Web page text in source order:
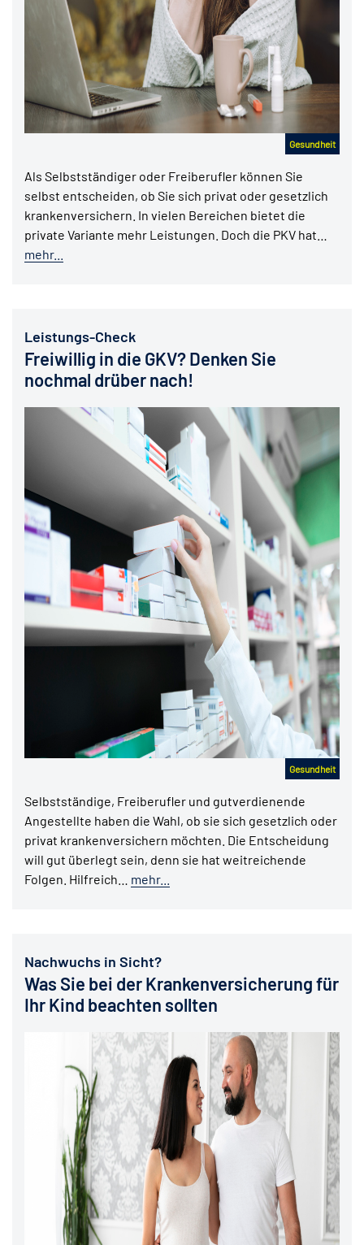
Gesundheit
Als Selbstständiger oder Freiberufler können Sie
selbst entscheiden, ob Sie sich privat oder gesetzlich
krankenversichern. In vielen Bereichen bietet die
private Variante mehr Leistungen. Doch die PKV hat…
mehr...
Leistungs-Check
Freiwillig in die GKV? Denken Sie
nochmal drüber nach!
Gesundheit
Selbstständige, Freiberufler und gutverdienende
Angestellte haben die Wahl, ob sie sich gesetzlich oder
privat krankenversichern möchten. Die Entscheidung
will gut überlegt sein, denn sie hat weitreichende
Folgen. Hilfreich… mehr...
Nachwuchs in Sicht?
Was Sie bei der Krankenversicherung für
Ihr Kind beachten sollten